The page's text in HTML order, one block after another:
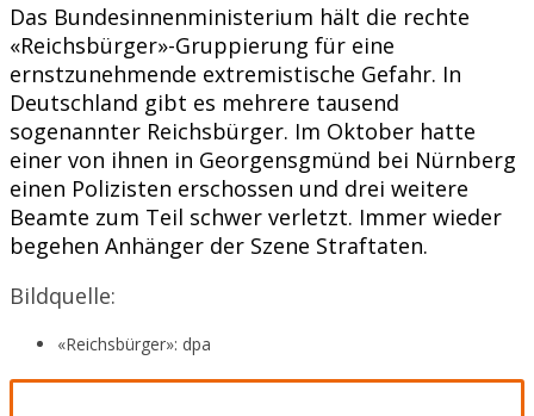
Das Bundesinnenministerium hält die rechte
«Reichsbürger»-Gruppierung für eine
ernstzunehmende extremistische Gefahr. In
Deutschland gibt es mehrere tausend
sogenannter Reichsbürger. Im Oktober hatte
einer von ihnen in Georgensgmünd bei Nürnberg
einen Polizisten erschossen und drei weitere
Beamte zum Teil schwer verletzt. Immer wieder
begehen Anhänger der Szene Straftaten.
Bildquelle:
«Reichsbürger»: dpa